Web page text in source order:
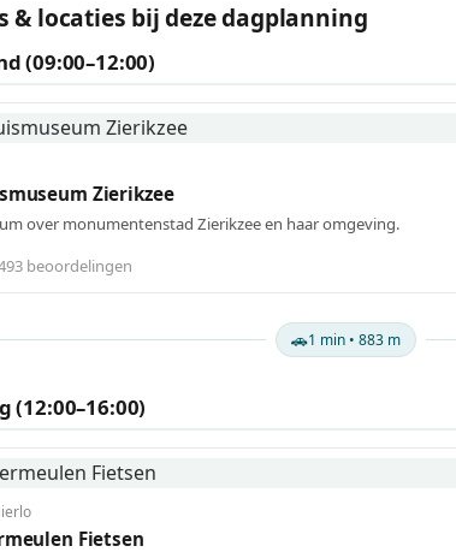
& locaties bij deze dagplanning
(09:00–12:00)
Zierikzee
over monumentenstad Zierikzee en haar omgeving.
beoordelingen
🚗1 min • 883 m
(12:00–16:00)
Fietsen